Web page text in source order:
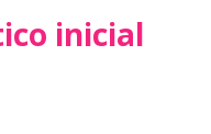
inicial